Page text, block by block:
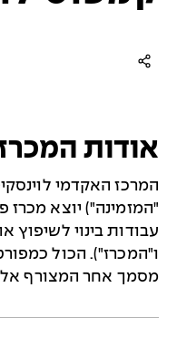
אודות
המרכז האקדמי
עבודות בינוי לשיפוץ
ו"המכרז"). הכול
מסמך אחר המצורף